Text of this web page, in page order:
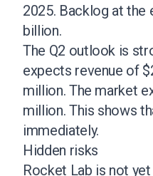
2025. Backlog at the
billion.
The Q2 outlook is
expects revenue of
million. The market
million. This shows
immediately.
Hidden risks
Rocket Lab is not